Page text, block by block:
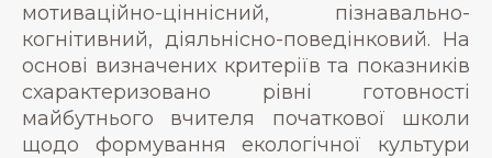
мотиваційно-ціннісний, пізнавально-
когнітивний, діяльнісно-поведінковий. На
основі визначених критеріїв та показників
схарактеризовано рівні готовності
майбутнього вчителя початкової школи
щодо формування екологічної культури